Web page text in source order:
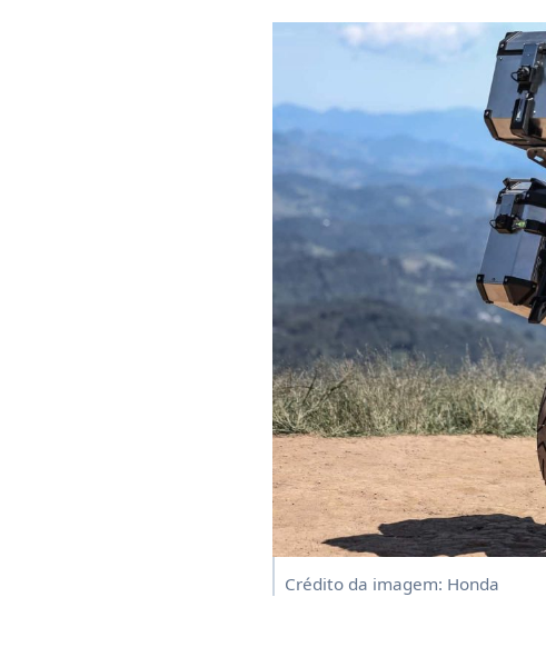
Crédito da imagem: Honda